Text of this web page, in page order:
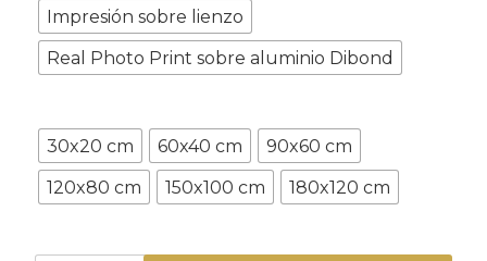
Impresión sobre lienzo
Real Photo Print sobre aluminio Dibond
30x20 cm
60x40 cm
90x60 cm
120x80 cm
150x100 cm 180x120 cm